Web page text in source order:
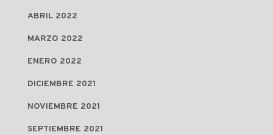
ABRIL 2022
MARZO 2022
ENERO 2022
DICIEMBRE 2021
NOVIEMBRE 2021
SEPTIEMBRE 2021